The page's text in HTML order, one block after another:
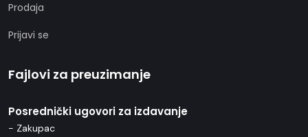
Prodaja
Prijavi se
Fajlovi za preuzimanje
Posrednički ugovori za izdavanje
- Zakupac